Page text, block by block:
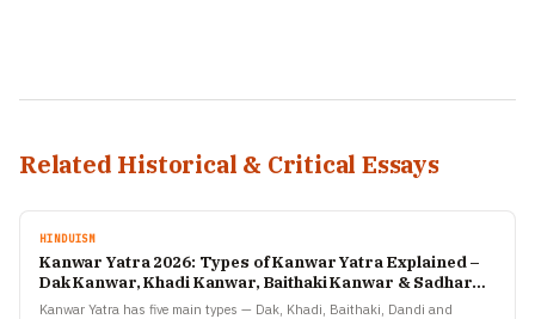
Related Historical & Critical Essays
HINDUISM
Kanwar Yatra 2026: Types of Kanwar Yatra Explained –
Dak Kanwar, Khadi Kanwar, Baithaki Kanwar & Sadharan
Kanwar
Kanwar Yatra has five main types — Dak, Khadi, Baithaki, Dandi and